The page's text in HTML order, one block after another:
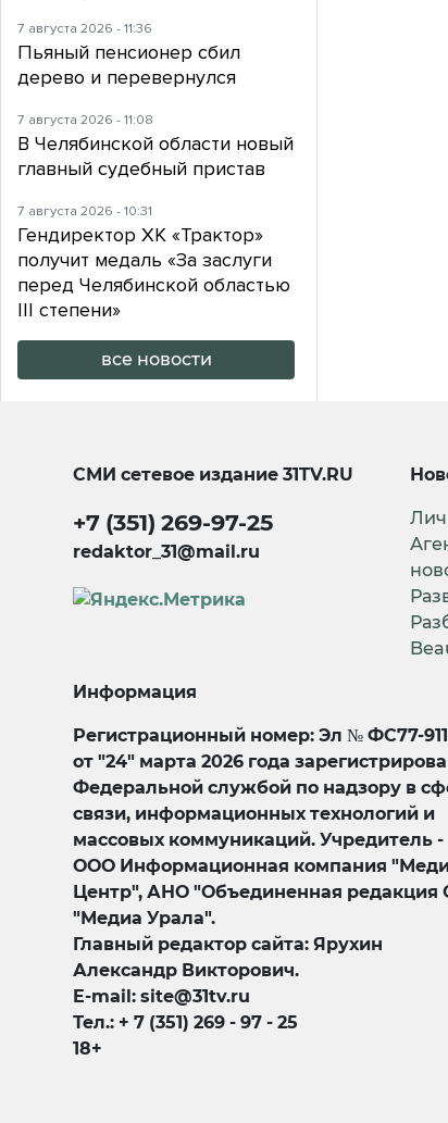
7 августа 2026 - 11:36
Пьяный пенсионер сбил
дерево и перевернулся
7 августа 2026 - 11:08
В Челябинской области новый
главный судебный пристав
7 августа 2026 - 10:31
Гендиректор ХК «Трактор»
получит медаль «За заслуги
перед Челябинской областью
III степени»
все новости
СМИ сетевое издание31TV.RU
+7 (351) 269-97-25
redaktor_31@mail.ru
Информация
Регистрационный номер: Эл № ФС77-
от "24" марта 2026 года
Федеральной службой по надзору в
связи, информационных технологий и
массовых коммуникаций. Учредитель -
ООО Информационная компания
Центр", АНО "Объединенная редакция
"Медиа Урала".
Главный редактор сайта: Ярухин
Александр Викторович.
E-mail: site@31tv.ru
Тел.: + 7 (351) 269 - 97 - 25
18+